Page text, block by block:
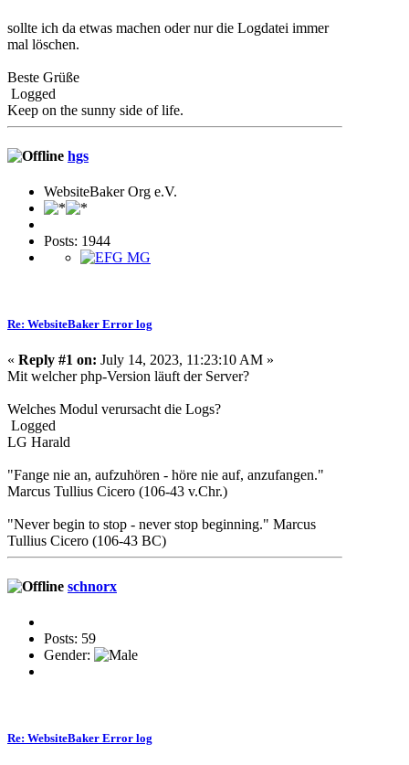
sollte ich da etwas machen oder nur die Logdatei immer
mal löschen.
Beste Grüße
Logged
Keep on the sunny side of life.
hgs
WebsiteBaker Org e.V.
Posts: 1944
Re: WebsiteBaker Error log
« Reply #1 on: July 14, 2023, 11:23:10 AM »
Mit welcher php-Version läuft der Server?
Welches Modul verursacht die Logs?
Logged
LG Harald
"Fange nie an, aufzuhören - höre nie auf, anzufangen."
Marcus Tullius Cicero (106-43 v.Chr.)
"Never begin to stop - never stop beginning." Marcus
Tullius Cicero (106-43 BC)
schnorx
Posts: 59
Gender:
Re: WebsiteBaker Error log